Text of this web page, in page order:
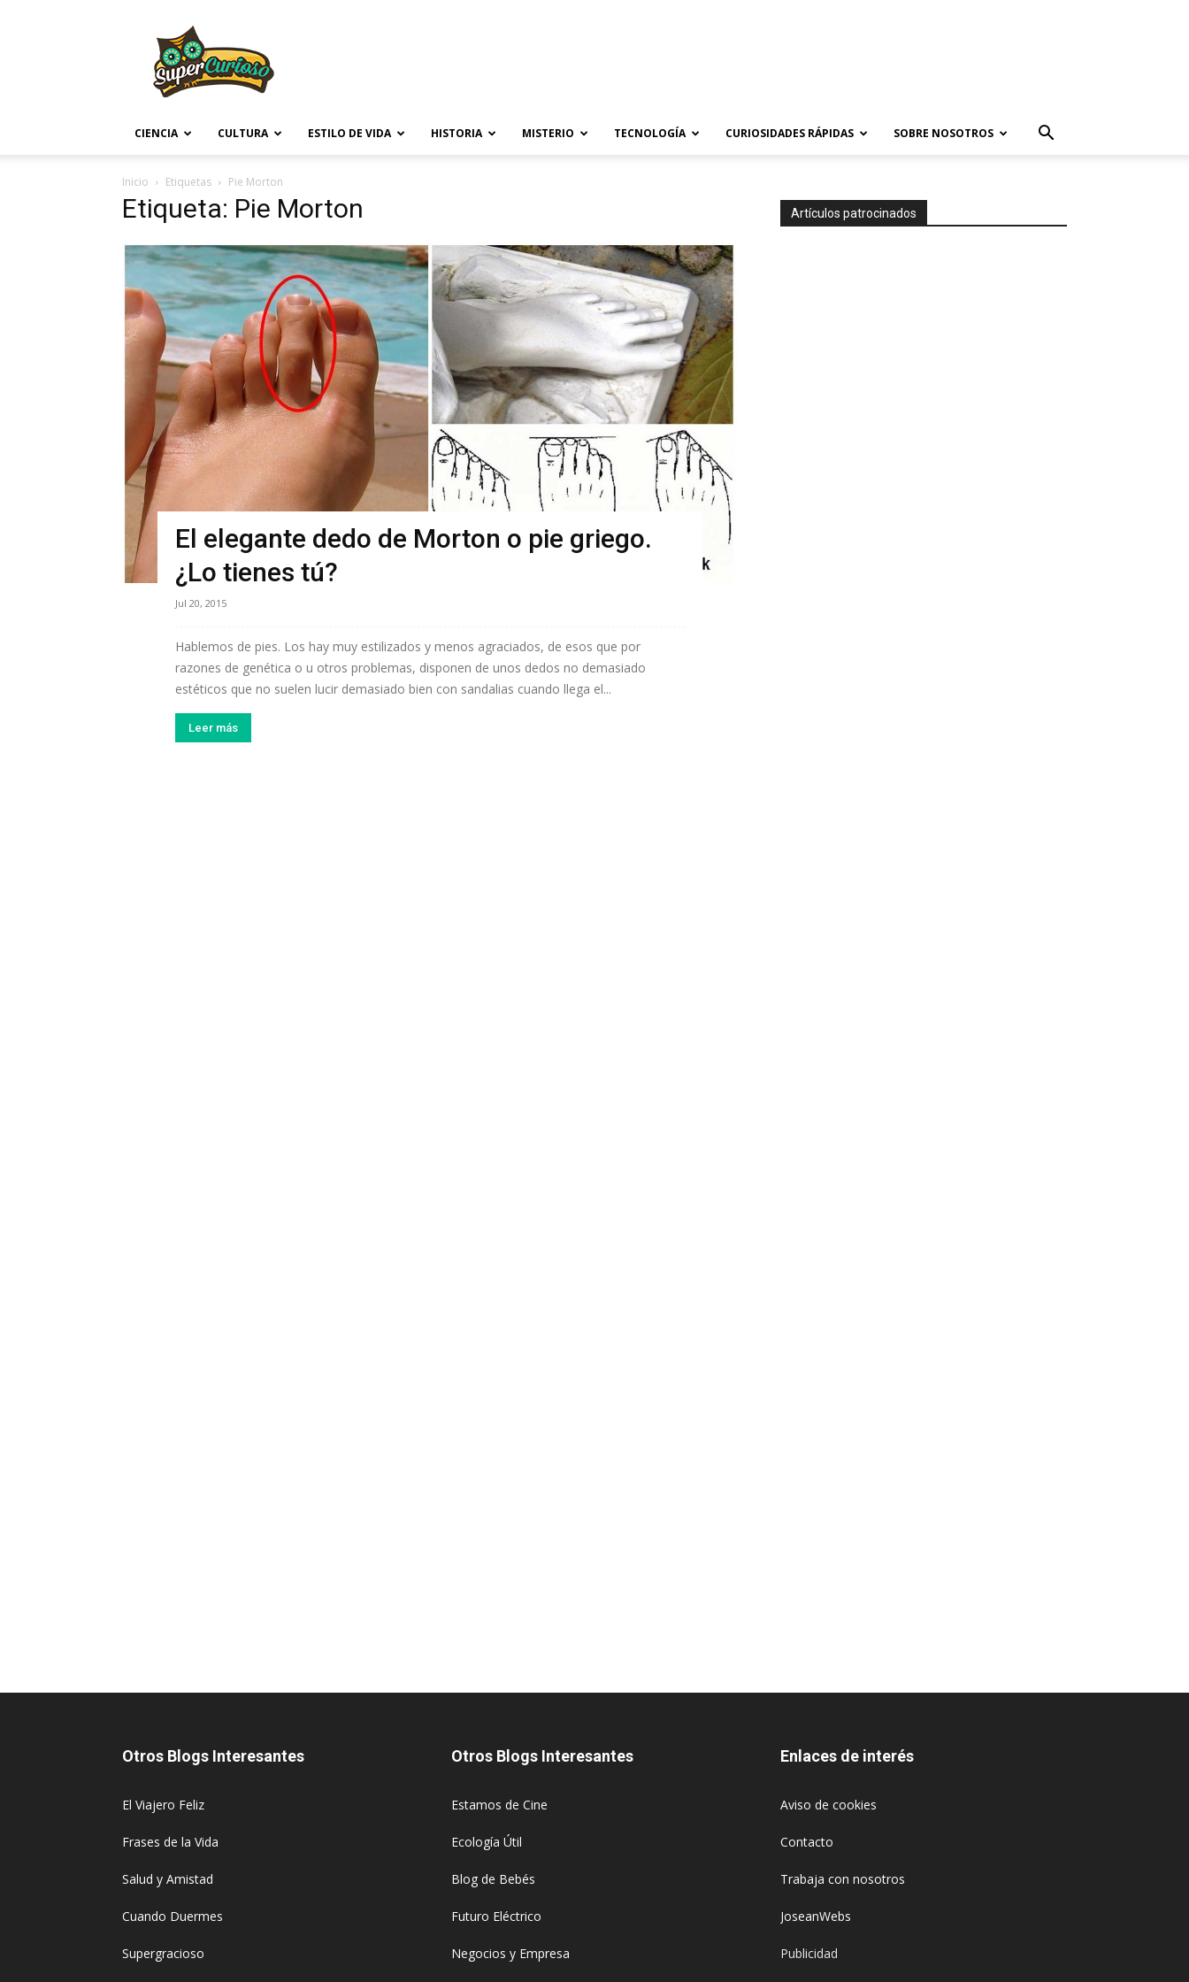
CIENCIA CULTURA ESTILO DE VIDA HISTORIA MISTERIO TECNOLOGÍA CURIOSIDADES RÁPIDAS SOBRE NOSOTROS
Inicio Etiquetas Pie Morton
Etiqueta: Pie Morton
El elegante dedo de Morton o pie griego.
¿Lo tienes tú?
Jul 20, 2015
Hablemos de pies. Los hay muy estilizados y menos agraciados, de esos que por
razones de genética o u otros problemas, disponen de unos dedos no demasiado
estéticos que no suelen lucir demasiado bien con sandalias cuando llega el...
Leer más
Artículos patrocinados
Otros Blogs Interesantes
El Viajero Feliz
Frases de la Vida
Salud y Amistad
Cuando Duermes
Supergracioso
Otros Blogs Interesantes
Estamos de Cine
Ecología Útil
Blog de Bebés
Futuro Eléctrico
Negocios y Empresa
Enlaces de interés
Aviso de cookies
Contacto
Trabaja con nosotros
JoseanWebs
Publicidad